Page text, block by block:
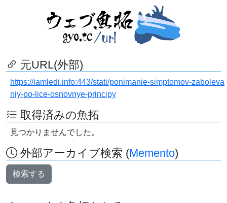
元URL(外部)
https://iamledi.info:443/stati/ponimanie-simptomov-zaboleva
niy-po-lice-osnovnye-principy
取得済みの魚拓
見つかりませんでした。
外部アーカイブ検索 (Memento)
検索する